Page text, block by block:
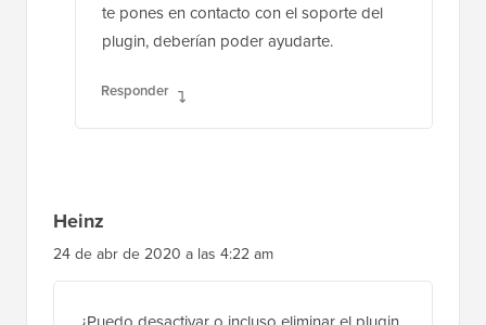
te pones en contacto con el soporte del
plugin, deberían poder ayudarte.
Responder
Heinz
24 de abr de 2020 a las 4:22 am